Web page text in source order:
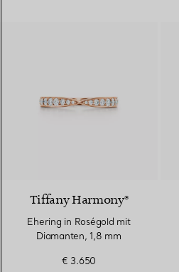
Tiffany Harmony®
Ehering in Roségold mit
Diamanten, 1,8 mm
€ 3.650